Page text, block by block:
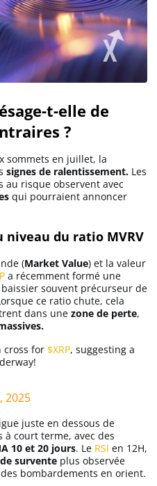
t-elle de
?
sommets en juillet, la
signes de ralentissement. Les
au risque observent avec
qui pourraient annoncer
niveau du ratio MVRV
(Market Value) et la valeur
a récemment formé une
souvent précurseur de
ce ratio chute, cela
dans une zone de perte,
cross for $XRP, suggesting a
2025
juste en dessous de
court terme, avec des
10 et 20 jours. Le RSI en 12H,
survente plus observée
bombardements en orient.